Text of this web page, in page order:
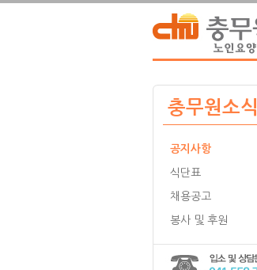
충무원소식
공지사항
식단표
채용공고
봉사 및 후원